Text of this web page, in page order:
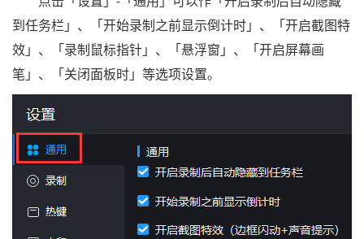
到任务栏」、「开始录制之前显示倒计时」、「开启截图特
效」、「录制鼠标指针」、「悬浮窗」、「开启屏幕画
笔」、「关闭面板时」等选项设置。